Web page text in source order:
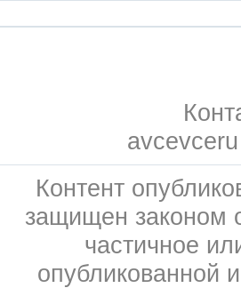
Контент
защищен законом
частичное
опубликованной